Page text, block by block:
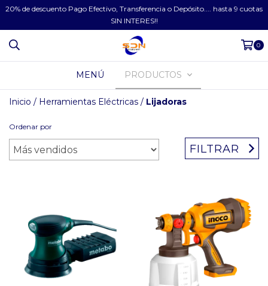
20% de descuento Pago Efectivo, Transferencia o Depósito.... hasta 9 cuotas
SIN INTERES!!
0
MENÚ PRODUCTOS
Inicio / Herramientas Eléctricas / Lijadoras
Ordenar por
FILTRAR